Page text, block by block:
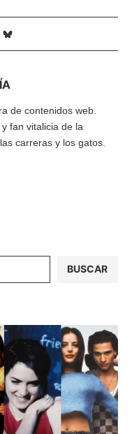
de contenidos web.
fan vitalicia de la
carreras y los gatos.
BUSCAR